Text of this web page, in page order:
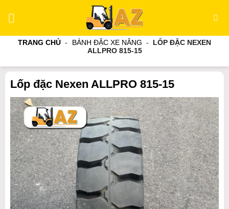
TRANG CHỦ - BÁNH ĐẶC XE NÂNG -
LỐP ĐẶC NEXEN
ALLPRO 815-15
Lốp đặc Nexen ALLPRO 815-15